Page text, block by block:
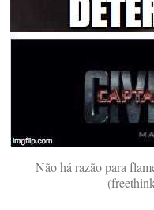
Não há razão para